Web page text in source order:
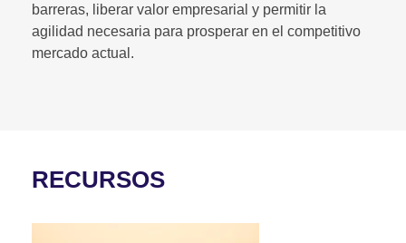
barreras, liberar valor empresarial y permitir la
agilidad necesaria para prosperar en el competitivo
mercado actual.
RECURSOS